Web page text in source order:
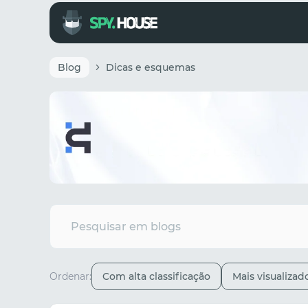
Blog Dicas e esquemas
Ordenar: Com alta classificação Mais